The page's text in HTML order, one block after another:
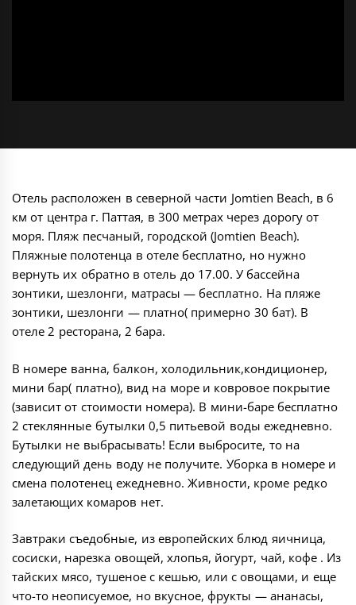
Отель расположен в северной части Jomtien Beach, в 6
км от центра г. Паттая, в 300 метрах через дорогу от
моря. Пляж песчаный, городской (Jomtien Beach).
Пляжные полотенца в отеле бесплатно, но нужно
вернуть их обратно в отель до 17.00. У бассейна
зонтики, шезлонги, матрасы — бесплатно. На пляже
зонтики, шезлонги — платно( примерно 30 бат). В
отеле 2 ресторана, 2 бара.
В номере ванна, балкон, холодильник,кондиционер,
мини бар( платно), вид на море и ковровое покрытие
(зависит от стоимости номера). В мини-баре бесплатно
2 стеклянные бутылки 0,5 питьевой воды ежедневно.
Бутылки не выбрасывать! Если выбросите, то на
следующий день воду не получите. Уборка в номере и
смена полотенец ежедневно. Живности, кроме редко
залетающих комаров нет.
Завтраки съедобные, из европейских блюд яичница,
сосиски, нарезка овощей, хлопья, йогурт, чай, кофе . Из
тайских мясо, тушеное с кешью, или с овощами, и еще
что-то неописуемое, но вкусное, фрукты — ананасы,